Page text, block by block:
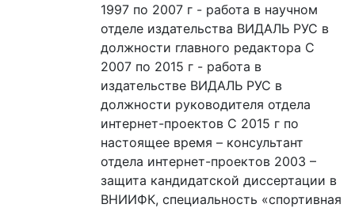
1997 по 2007 г - работа в научном
отделе издательства ВИДАЛЬ РУС в
должности главного редактора С
2007 по 2015 г - работа в
издательстве ВИДАЛЬ РУС в
должности руководителя отдела
интернет-проектов С 2015 г по
настоящее время – консультант
отдела интернет-проектов 2003 –
защита кандидатской диссертации в
ВНИИФК, специальность «спортивная